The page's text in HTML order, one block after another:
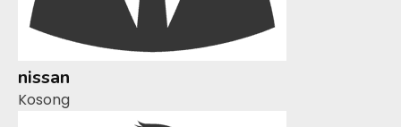
nissan
Kosong